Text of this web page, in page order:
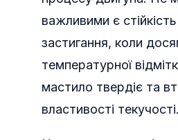
важливими є
застигання, коли
температурної
мастило твердіє та
властивості текучості.